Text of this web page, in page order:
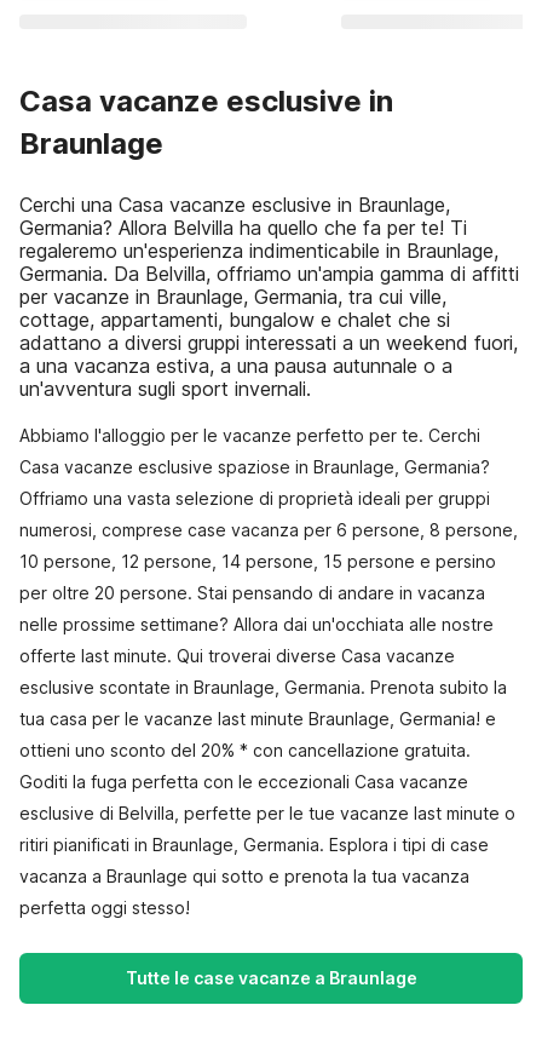
Casa vacanze esclusive in
Braunlage
Cerchi una Casa vacanze esclusive in Braunlage,
Germania? Allora Belvilla ha quello che fa per te! Ti
regaleremo un'esperienza indimenticabile in Braunlage,
Germania. Da Belvilla, offriamo un'ampia gamma di affitti
per vacanze in Braunlage, Germania, tra cui ville,
cottage, appartamenti, bungalow e chalet che si
adattano a diversi gruppi interessati a un weekend fuori,
a una vacanza estiva, a una pausa autunnale o a
un'avventura sugli sport invernali.
Abbiamo l'alloggio per le vacanze perfetto per te. Cerchi
Casa vacanze esclusive spaziose in Braunlage, Germania?
Offriamo una vasta selezione di proprietà ideali per gruppi
numerosi, comprese case vacanza per 6 persone, 8 persone,
10 persone, 12 persone, 14 persone, 15 persone e persino
per oltre 20 persone. Stai pensando di andare in vacanza
nelle prossime settimane? Allora dai un'occhiata alle nostre
offerte last minute. Qui troverai diverse Casa vacanze
esclusive scontate in Braunlage, Germania. Prenota subito la
tua casa per le vacanze last minute Braunlage, Germania! e
ottieni uno sconto del 20% * con cancellazione gratuita.
Goditi la fuga perfetta con le eccezionali Casa vacanze
esclusive di Belvilla, perfette per le tue vacanze last minute o
ritiri pianificati in Braunlage, Germania. Esplora i tipi di case
vacanza a Braunlage qui sotto e prenota la tua vacanza
perfetta oggi stesso!
Tutte le case vacanze a Braunlage